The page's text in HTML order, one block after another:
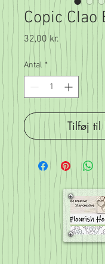
Copic CIao
32,00 kr.Pris
Antal *
Tilføj til